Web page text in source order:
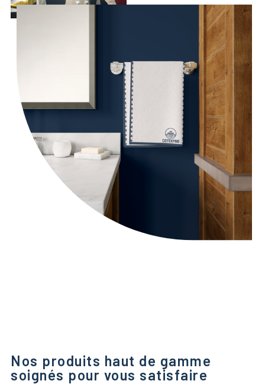
Nos produits haut de gamme
soignés pour vous satisfaire